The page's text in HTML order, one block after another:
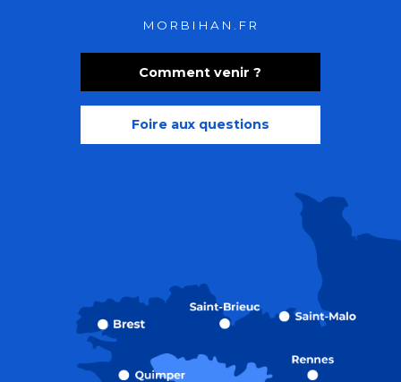
Comment venir ?
Foire aux questions
MORBIHAN.FR